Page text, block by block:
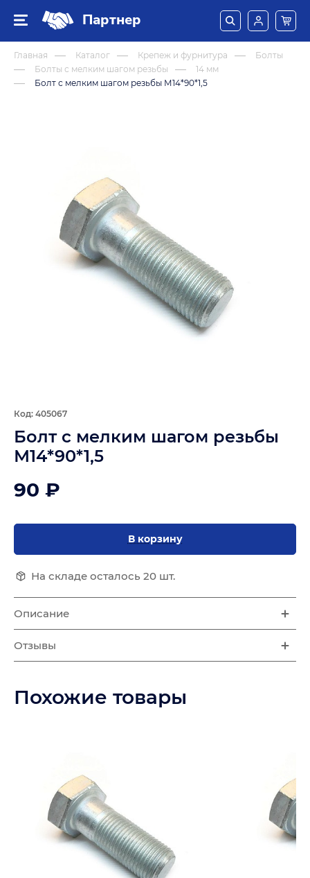
Партнер
Главная Каталог Крепеж и фурнитура
Болты
Болты с мелким шагом резьбы
14 мм
Болт с мелким шагом резьбы М14*90*1,5
Код: 405067
Болт с мелким шагом резьбы
М14*90*1,5
90 ₽
В корзину
На складе осталось 20 шт.
Описание
Отзывы
Похожие товары